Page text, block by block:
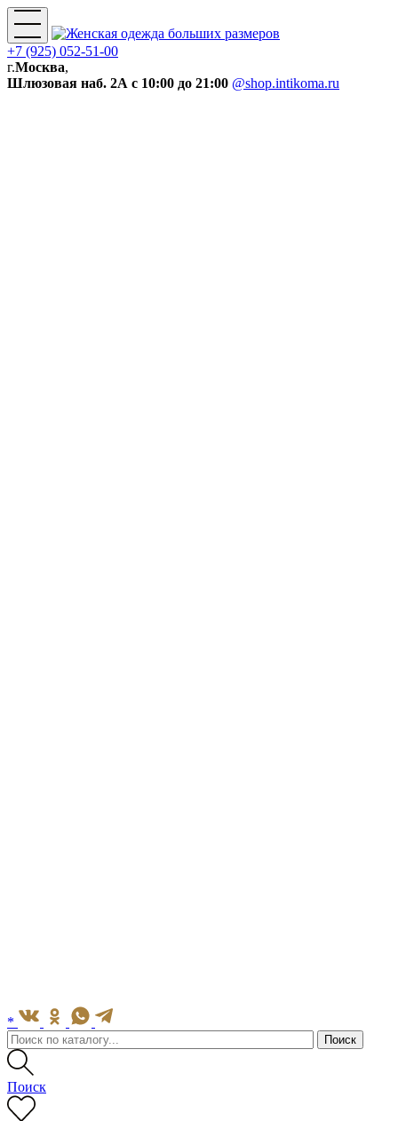
+7 (925) 052-51-00
г.Москва,
Шлюзовая наб. 2А с 10:00 до 21:00 @shop.intikoma.ru
*
Поиск